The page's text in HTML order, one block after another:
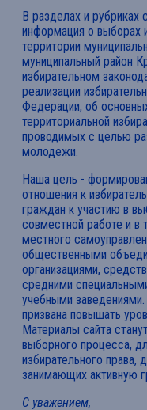
В разделах и рубриках
информация о выборах
территории
муниципальный район
избирательном
реализации
Федерации, об
территориальной
проводимых с целью
молодежи.
Наша цель -
отношения к
граждан к участию в
совместной работе и в
местного
общественными
организациями,
средними
учебными
призвана повышать
Материалы сайта
выборного процесса,
избирательного права,
занимающих активную
С уважением,